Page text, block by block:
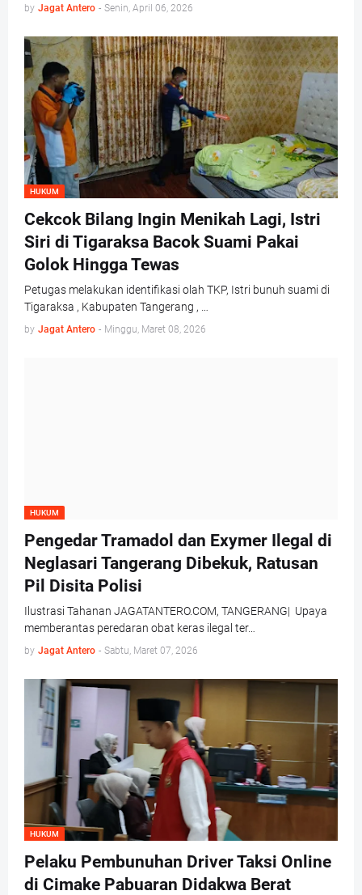
by Jagat Antero - Senin, April 06, 2026
HUKUM
Cekcok Bilang Ingin Menikah Lagi, Istri
Siri di Tigaraksa Bacok Suami Pakai
Golok Hingga Tewas
Petugas melakukan identifikasi olah TKP, Istri bunuh suami di
Tigaraksa , Kabupaten Tangerang , …
by Jagat Antero - Minggu, Maret 08, 2026
HUKUM
Pengedar Tramadol dan Exymer Ilegal di
Neglasari Tangerang Dibekuk, Ratusan
Pil Disita Polisi
Ilustrasi Tahanan JAGATANTERO.COM, TANGERANG| Upaya
memberantas peredaran obat keras ilegal ter…
by Jagat Antero - Sabtu, Maret 07, 2026
HUKUM
Pelaku Pembunuhan Driver Taksi Online
di Cimake Pabuaran Didakwa Berat